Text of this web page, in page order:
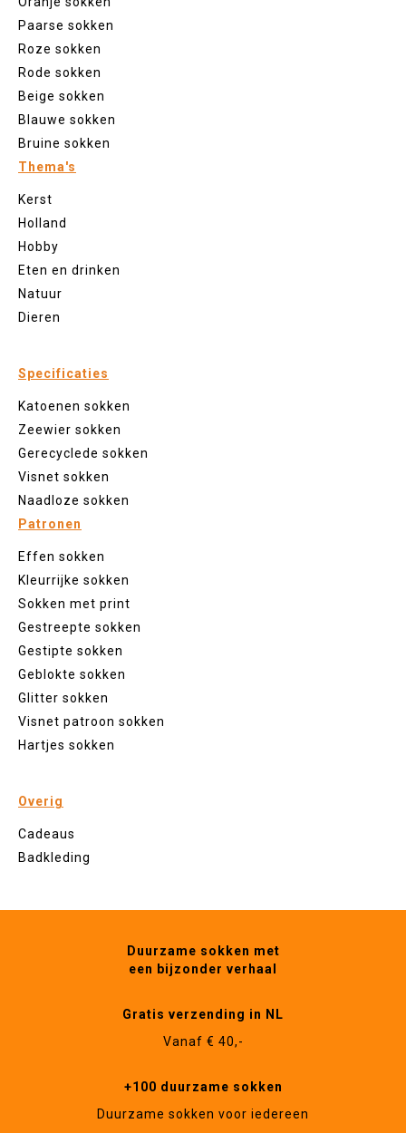
Paarse sokken
Roze sokken
Rode sokken
Beige sokken
Blauwe sokken
Bruine sokken
Thema's
Kerst
Holland
Hobby
Eten en drinken
Natuur
Dieren
Specificaties
Katoenen sokken
Zeewier sokken
Gerecyclede sokken
Visnet sokken
Naadloze sokken
Patronen
Effen sokken
Kleurrijke sokken
Sokken met print
Gestreepte sokken
Gestipte sokken
Geblokte sokken
Glitter sokken
Visnet patroon sokken
Hartjes sokken
Overig
Cadeaus
Badkleding
Duurzame sokken met
een bijzonder verhaal
Gratis verzending in NL
Vanaf € 40,-
+100 duurzame sokken
Duurzame sokken voor iedereen